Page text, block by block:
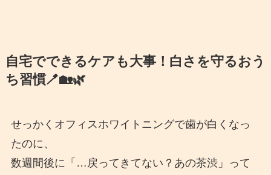
自宅でできるケアも大事！白さを守るおう
ち習慣🪥🏡🌿
せっかくオフィスホワイトニングで歯が白くなっ
たのに、
数週間後に「…戻ってきてない？あの茶渋」って